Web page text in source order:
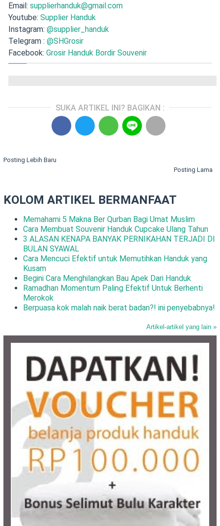
Email: supplierhanduk@gmail.com
Youtube: Supplier Handuk
Instagram: @supplier_handuk
Telegram : @SHGrosir
Facebook: Grosir Handuk Bordir Souvenir
SUKA ARTIKEL INI? BAGIKAN :
Posting Lebih Baru
Posting Lama
KOLOM ARTIKEL BERMANFAAT
Memahami 5 Makna Ber Qurban Bagi Umat Muslim
Cara Membuat Souvenir Handuk Cupcake Ulang Tahun
3 ALASAN KENAPA BANYAK PERNIKAHAN TERJADI DI
BULAN SYAWAL
Cara Mencuci Efektif untuk Memutihkan Handuk yang
Kusam
Begini Cara Menghilangkan Bau Apek Dari Handuk
Ramadhan Momentum Paling Efektif Untuk Berhenti
Merokok
Berpuasa kok malah naik berat badan?! ini penyebabnya!
Artikel-artikel yang lain »